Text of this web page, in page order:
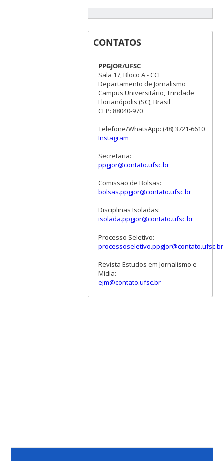
CONTATOS
PPGJOR/UFSC
Sala 17, Bloco A - CCE
Departamento de Jornalismo
Campus Universitário, Trindade
Florianópolis (SC), Brasil
CEP: 88040-970
Telefone/WhatsApp: (48) 3721-6610
Instagram
Secretaria:
ppgjor@contato.ufsc.br
Comissão de Bolsas:
bolsas.ppgjor@contato.ufsc.br
Disciplinas Isoladas:
isolada.ppgjor@contato.ufsc.br
Processo Seletivo:
processoseletivo.ppgjor@contato.ufsc.br
Revista Estudos em Jornalismo e
Mídia:
ejm@contato.ufsc.br